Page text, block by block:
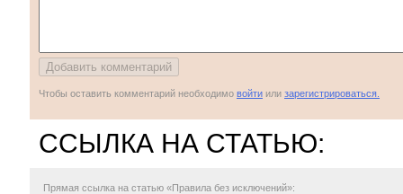
Чтобы оставить комментарий необходимо войти или зарегистрироваться.
ССЫЛКА НА СТАТЬЮ:
Прямая ссылка на статью «Правила без исключений»: